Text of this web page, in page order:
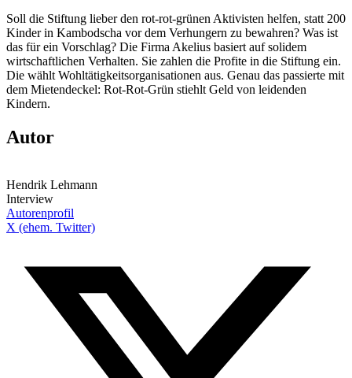
Soll die Stiftung lieber den rot-rot-grünen Aktivisten helfen, statt 200
Kinder in Kambodscha vor dem Verhungern zu bewahren? Was ist
das für ein Vorschlag? Die Firma Akelius basiert auf solidem
wirtschaftlichen Verhalten. Sie zahlen die Profite in die Stiftung ein.
Die wählt Wohltätigkeitsorganisationen aus. Genau das passierte mit
dem Mietendeckel: Rot-Rot-Grün stiehlt Geld von leidenden
Kindern.
Autor
Hendrik Lehmann
Interview
Autorenprofil
X (ehem. Twitter)